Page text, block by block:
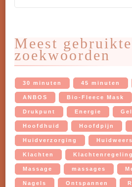
Meest gebruikte
zoekwoorden
30 minuten 45 minuten
ANBOS Bio-Fleece Mask
Drukpunt Energie
Hoofdhuid Hoofdpijn
Huidverzorging
Klachten Klachtenregeling
Massage massages
Nagels Ontspannen